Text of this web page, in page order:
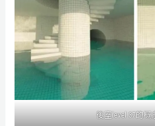
後室level 37的概